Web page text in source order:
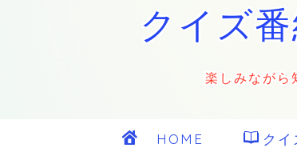
クイズ
楽しみながら
HOME クイ